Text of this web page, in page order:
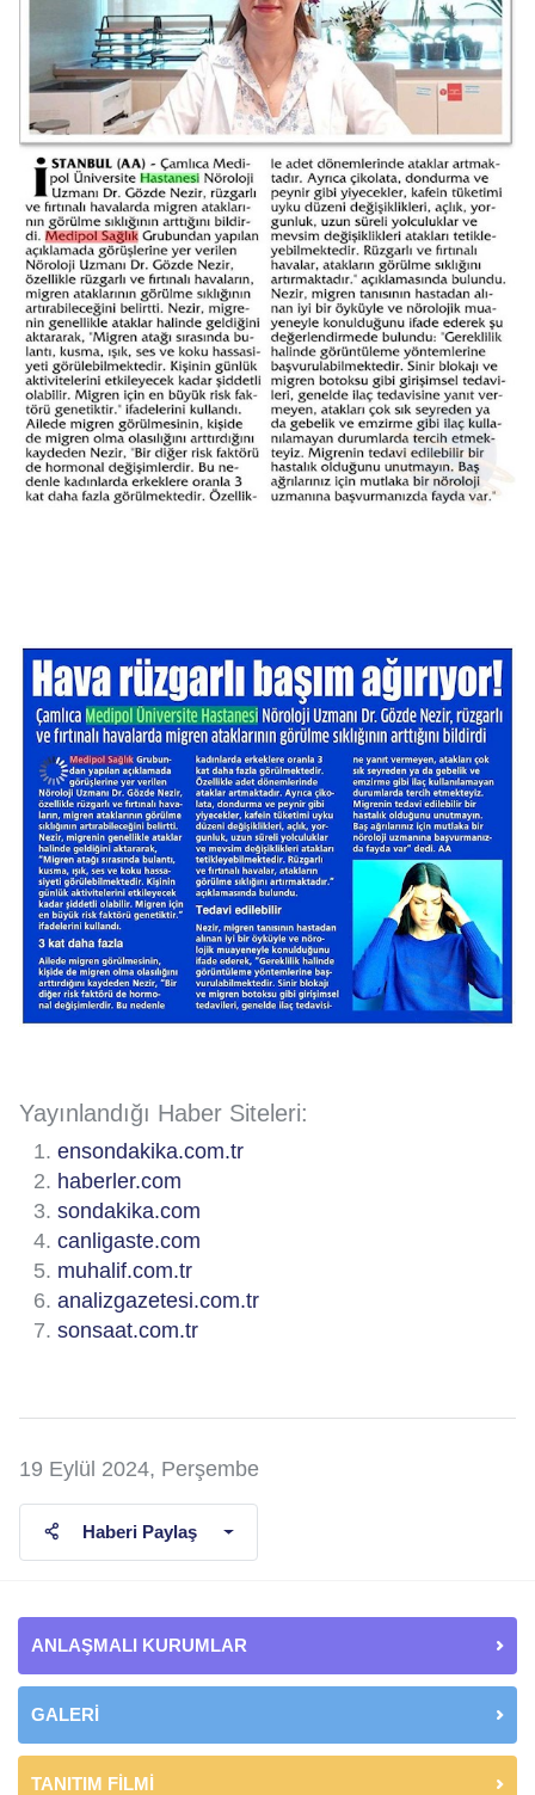
Yayınlandığı Haber Siteleri:
ensondakika.com.tr
haberler.com
sondakika.com
canligaste.com
muhalif.com.tr
analizgazetesi.com.tr
sonsaat.com.tr
19 Eylül 2024, Perşembe
Haberi Paylaş
ANLAŞMALI KURUMLAR
GALERİ
TANITIM FİLMİ